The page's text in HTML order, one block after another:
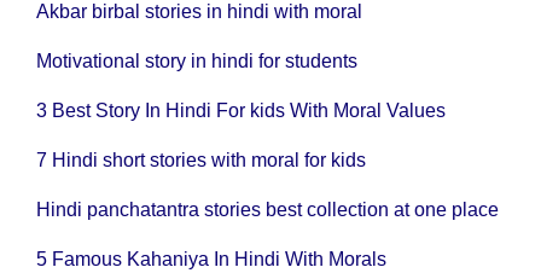
Akbar birbal stories in hindi with moral
Motivational story in hindi for students
3 Best Story In Hindi For kids With Moral Values
7 Hindi short stories with moral for kids
Hindi panchatantra stories best collection at one place
5 Famous Kahaniya In Hindi With Morals